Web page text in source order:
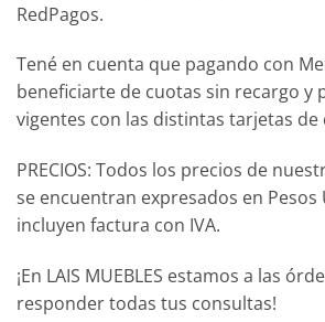
RedPagos.
Tené en cuenta que pagando con
beneficiarte de cuotas sin recargo y
vigentes con las distintas tarjetas de
PRECIOS: Todos los precios de
se encuentran expresados en Pesos
incluyen factura con IVA.
¡En LAIS MUEBLES estamos a las
responder todas tus consultas!